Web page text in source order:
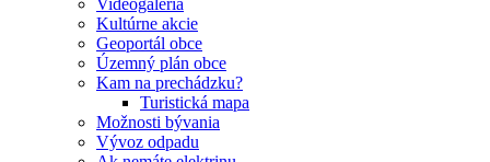
Videogaléria
Kultúrne akcie
Geoportál obce
Územný plán obce
Kam na prechádzku?
Turistická mapa
Možnosti bývania
Vývoz odpadu